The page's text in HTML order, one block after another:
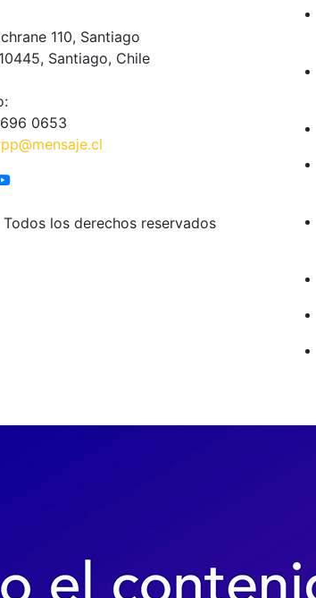
110, Santiago
Santiago, Chile
0653
los derechos reservados